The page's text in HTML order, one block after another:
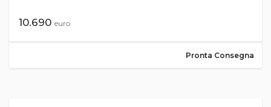
10.690 euro
Pronta Consegna